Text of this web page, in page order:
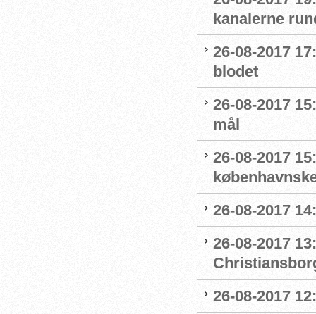
kanalerne
26-08-2017
blodet
26-08-2017
mål
26-08-2017
26-08-2017
26-08-2017
26-08-2017